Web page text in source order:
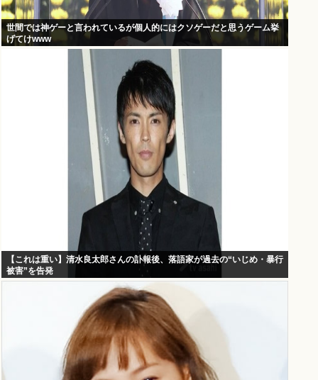
世間では神ゲーと言われているが個人的にはクソゲーだと思うゲーム挙
げてけwww
【これは重い】清水良太郎さんの訃報後、落語家が過去の“いじめ・暴行
被害”を告発